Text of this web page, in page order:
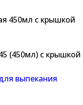
(450мл) с крышкой
выпекания